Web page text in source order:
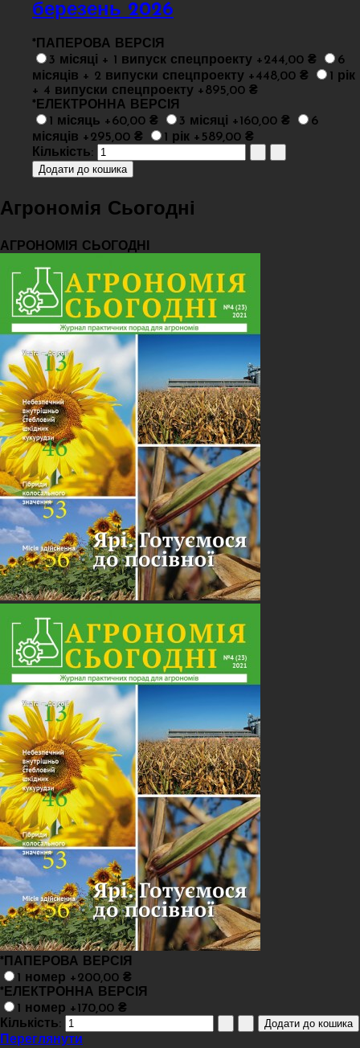
березень 2026
* ПАПЕРОВА ВЕРСІЯ
3 місяці + 1 випуск спецпроекту +244,00 ₴
6
місяців + 2 випуски спецпроекту +448,00 ₴
1 рік
+ 4 випуски спецпроекту +895,00 ₴
* ЕЛЕКТРОННА ВЕРСІЯ
1 місяць +60,00 ₴
3 місяці +160,00 ₴
6
місяців +295,00 ₴
1 рік +589,00 ₴
Кількість:
Агрономія Сьогодні
АГРОНОМІЯ СЬОГОДНІ
* ПАПЕРОВА ВЕРСІЯ
1 номер +200,00 ₴
* ЕЛЕКТРОННА ВЕРСІЯ
1 номер +170,00 ₴
Кількість:
Переглянути